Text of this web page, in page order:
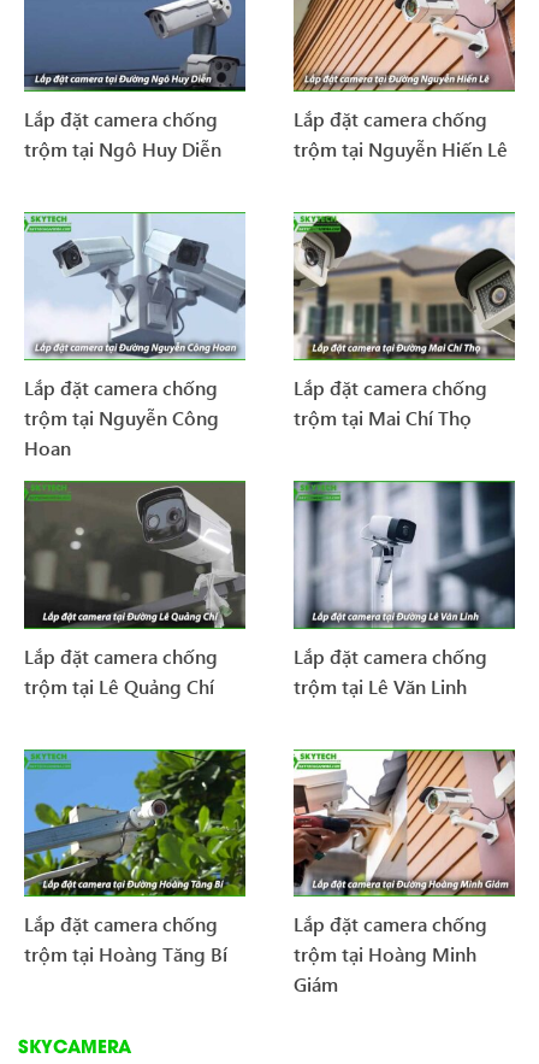
Lắp đặt camera chống
trộm tại Ngô Huy Diễn
Lắp đặt camera chống
trộm tại Nguyễn Hiến Lê
Lắp đặt camera chống
trộm tại Nguyễn Công
Hoan
Lắp đặt camera chống
trộm tại Mai Chí Thọ
Lắp đặt camera chống
trộm tại Lê Quảng Chí
Lắp đặt camera chống
trộm tại Lê Văn Linh
Lắp đặt camera chống
trộm tại Hoàng Tăng Bí
Lắp đặt camera chống
trộm tại Hoàng Minh
Giám
SKYCAMERA